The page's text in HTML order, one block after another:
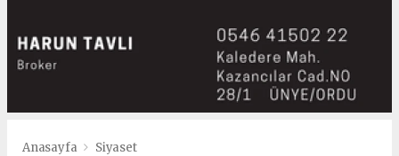
Anasayfa Siyaset